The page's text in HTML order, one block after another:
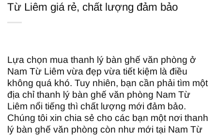
Từ Liêm giá rẻ, chất lượng đảm bảo
Lựa chọn mua thanh lý bàn ghế văn phòng ở
Nam Từ Liêm vừa đẹp vừa tiết kiệm là điều
không quá khó. Tuy nhiên, bạn cần phải tìm một
địa chỉ thanh lý bàn ghế văn phòng Nam Từ
Liêm nổi tiếng thì chất lượng mới đảm bảo.
Chúng tôi xin chia sẻ cho các bạn một nơi thanh
lý bàn ghế văn phòng còn như mới tại Nam Từ